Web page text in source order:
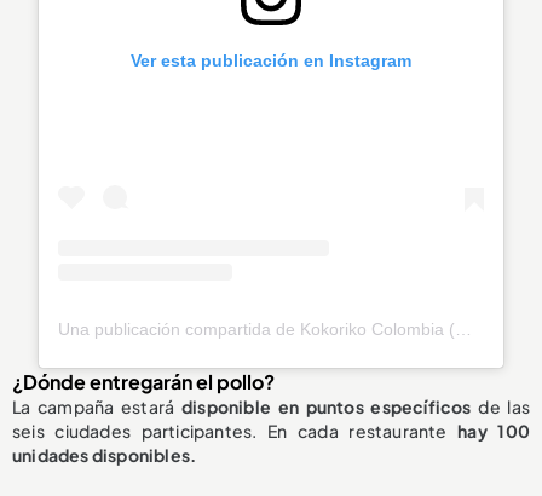
Ver esta publicación en Instagram
¿Dónde entregarán el pollo?
La campaña estará disponible en puntos específicos de las
seis ciudades participantes. En cada restaurantehay 100
unidades disponibles.